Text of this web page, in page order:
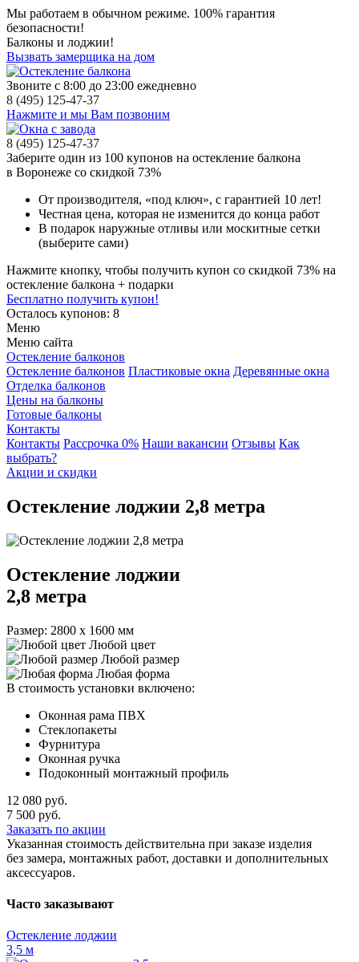
Мы работаем в обычном режиме. 100% гарантия
безопасности!
Балконы и лоджии!
Вызвать замерщика на дом
Звоните с 8:00 до 23:00 ежедневно
8 (495) 125-47-37
Нажмите и мы Вам позвоним
8 (495) 125-47-37
Заберите один из 100 купонов на остекление балкона
в Воронеже со скидкой 73%
От производителя, «под ключ», с гарантией 10 лет!
Честная цена, которая не изменится до конца работ
В подарок наружные отливы или москитные сетки
(выберите сами)
Нажмите кнопку, чтобы получить купон со скидкой 73% на
остекление балкона + подарки
Бесплатно получить купон!
Осталось купонов: 8
Меню
Меню сайта
Остекление балконов
Остекление балконов Пластиковые окна Деревянные окна
Отделка балконов
Цены на балконы
Готовые балконы
Контакты
Контакты Рассрочка 0% Наши вакансии Отзывы Как
выбрать?
Акции и скидки
Остекление лоджии 2,8 метра
Остекление лоджии
2,8 метра
Размер: 2800 х 1600 мм
Любой цвет
Любой размер
Любая форма
В стоимость установки включено:
Оконная рама ПВХ
Стеклопакеты
Фурнитура
Оконная ручка
Подоконный монтажный профиль
12 080 руб.
7 500 руб.
Заказать по акции
Указанная стоимость действительна при заказе изделия
без замера, монтажных работ, доставки и дополнительных
аксессуаров.
Часто заказывают
Остекление лоджии
3,5 м